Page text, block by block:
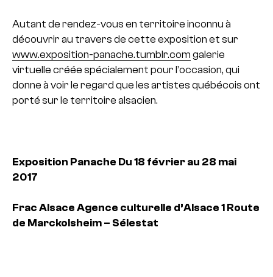
Autant de rendez-vous en territoire inconnu à
découvrir au travers de cette exposition et sur
www.exposition-panache.tumblr.com galerie
virtuelle créée spécialement pour l’occasion, qui
donne à voir le regard que les artistes québécois ont
porté sur le territoire alsacien.
Exposition Panache Du 18 février au 28 mai
2017
Frac Alsace Agence culturelle d’Alsace 1 Route
de Marckolsheim – Sélestat